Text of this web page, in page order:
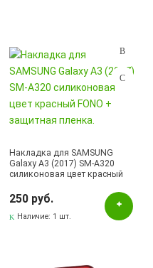
Накладка для SAMSUNG
Galaxy A3 (2017) SM-A320
силиконовая цвет красный
250 руб.
Наличие: 1 шт.